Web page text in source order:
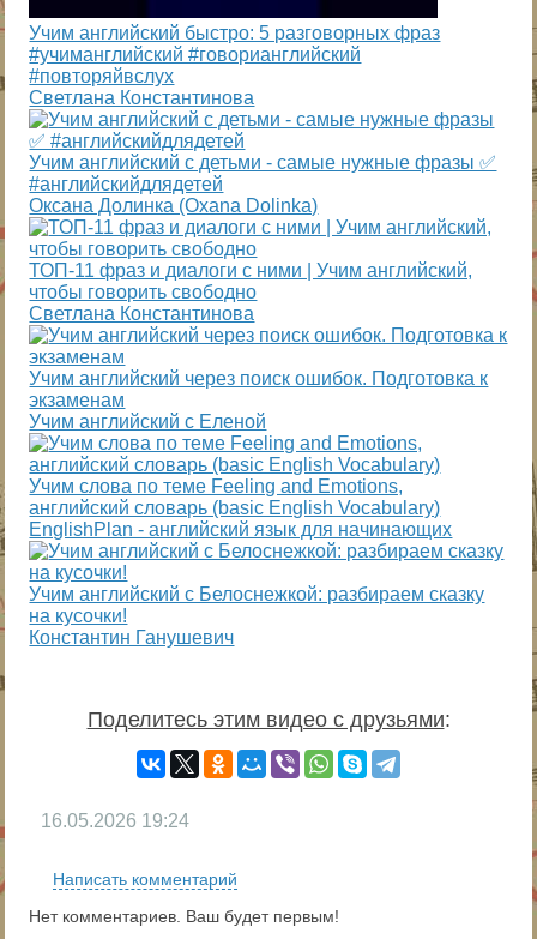
Учим английский быстро: 5 разговорных фраз
#учиманглийский #говорианглийский
#повторяйвслух
Светлана Константинова
Учим английский с детьми - самые нужные фразы ✅
#английскийдлядетей
Оксана Долинка (Oxana Dolinka)
ТОП-11 фраз и диалоги с ними | Учим английский,
чтобы говорить свободно
Светлана Константинова
Учим английский через поиск ошибок. Подготовка к
экзаменам
Учим английский с Еленой
Учим слова по теме Feeling and Emotions,
английский словарь (basic English Vocabulary)
EnglishPlan - английский язык для начинающих
Учим английский с Белоснежкой: разбираем сказку
на кусочки!
Константин Ганушевич
Поделитесь этим видео с друзьями:
16.05.2026 19:24
Написать комментарий
Нет комментариев. Ваш будет первым!